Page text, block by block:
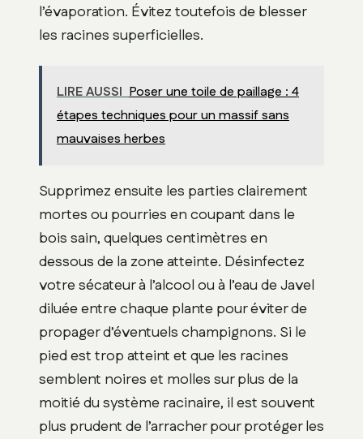
l’évaporation. Évitez toutefois de blesser
les racines superficielles.
LIRE AUSSI Poser une toile de paillage : 4
étapes techniques pour un massif sans
mauvaises herbes
Supprimez ensuite les parties clairement
mortes ou pourries en coupant dans le
bois sain, quelques centimètres en
dessous de la zone atteinte. Désinfectez
votre sécateur à l’alcool ou à l’eau de Javel
diluée entre chaque plante pour éviter de
propager d’éventuels champignons. Si le
pied est trop atteint et que les racines
semblent noires et molles sur plus de la
moitié du système racinaire, il est souvent
plus prudent de l’arracher pour protéger les